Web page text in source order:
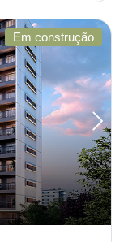
Em construção